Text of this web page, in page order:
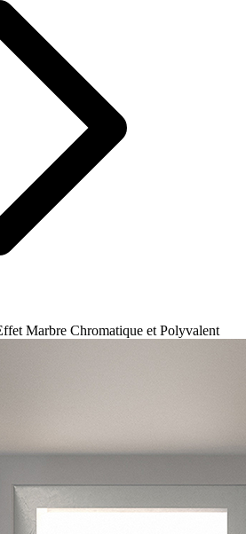
Marbre Chromatique et Polyvalent